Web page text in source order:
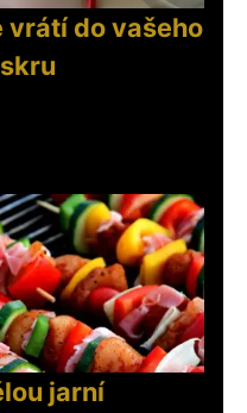
vrátí do vašeho
jarní